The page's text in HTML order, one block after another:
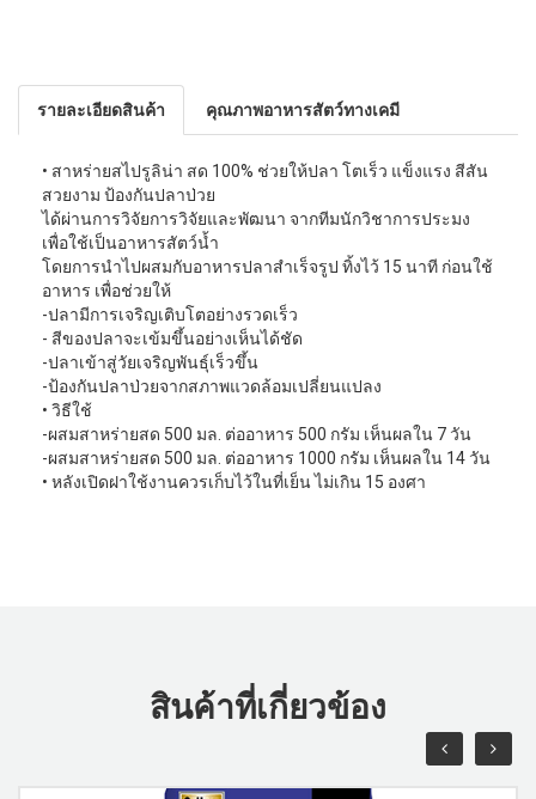
รายละเอียดสินค้า คุณภาพอาหารสัตว์ทางเคมี
• สาหร่ายสไปรูลิน่า สด 100% ช่วยให้ปลา โตเร็ว แข็งแรง สีสัน
สวยงาม ป้องกันปลาป่วย
ได้ผ่านการวิจัยการวิจัยและพัฒนา จากทีมนักวิชาการประมง
เพื่อใช้เป็นอาหารสัตว์น้ำ
โดยการนำไปผสมกับอาหารปลาสำเร็จรูป ทิ้งไว้ 15 นาที ก่อนใช้
อาหาร เพื่อช่วยให้
-ปลามีการเจริญเติบโตอย่างรวดเร็ว
- สีของปลาจะเข้มขึ้นอย่างเห็นได้ชัด
-ปลาเข้าสู่วัยเจริญพันธุ์เร็วขึ้น
-ป้องกันปลาป่วยจากสภาพแวดล้อมเปลี่ยนแปลง
• วิธีใช้
-ผสมสาหร่ายสด 500 มล. ต่ออาหาร 500 กรัม เห็นผลใน 7 วัน
-ผสมสาหร่ายสด 500 มล. ต่ออาหาร 1000 กรัม เห็นผลใน 14 วัน
• หลังเปิดฝาใช้งานควรเก็บไว้ในที่เย็น ไม่เกิน 15 องศา
สินค้าที่เกี่ยวข้อง